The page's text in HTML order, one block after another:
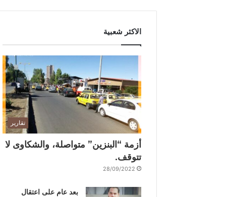
الاكثر شعبية
تقارير
أزمة “البنزين” متواصلة، والشكاوى لا
تتوقف.
28/09/2022
بعد عام على اعتقال